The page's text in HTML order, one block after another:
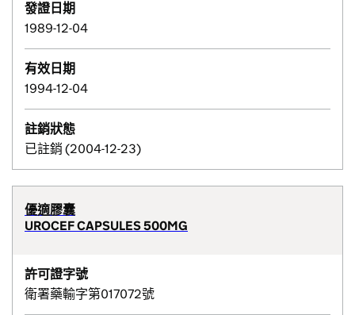
發證日期
1989-12-04
有效日期
1994-12-04
註銷狀態
已註銷 (2004-12-23)
優適膠囊
UROCEF CAPSULES 500MG
許可證字號
衛署藥輸字第017072號